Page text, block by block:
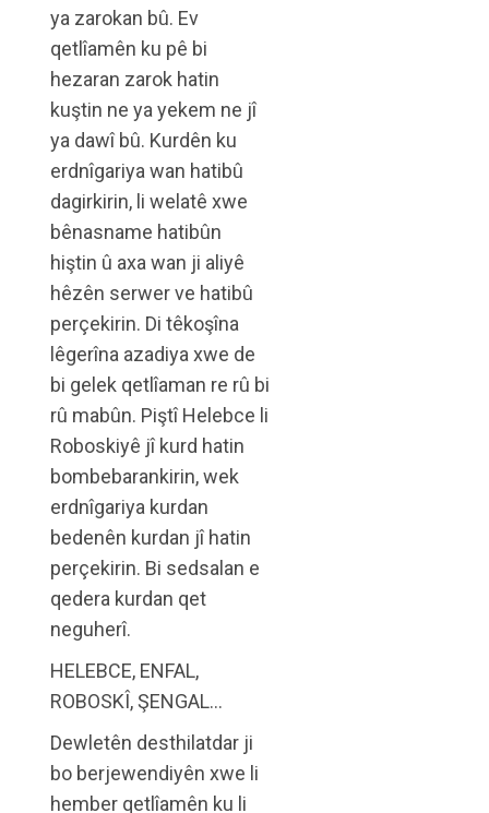
ya zarokan bû. Ev
qetlîamên ku pê bi
hezaran zarok hatin
kuştin ne ya yekem ne jî
ya dawî bû. Kurdên ku
erdnîgariya wan hatibû
dagirkirin, li welatê xwe
bênasname hatibûn
hiştin û axa wan ji aliyê
hêzên serwer ve hatibû
perçekirin. Di têkoşîna
lêgerîna azadiya xwe de
bi gelek qetlîaman re rû bi
rû mabûn. Piştî Helebce li
Roboskiyê jî kurd hatin
bombebarankirin, wek
erdnîgariya kurdan
bedenên kurdan jî hatin
perçekirin. Bi sedsalan e
qedera kurdan qet
neguherî.
HELEBCE, ENFAL,
ROBOSKÎ, ŞENGAL…
Dewletên desthilatdar ji
bo berjewendiyên xwe li
hember qetlîamên ku li